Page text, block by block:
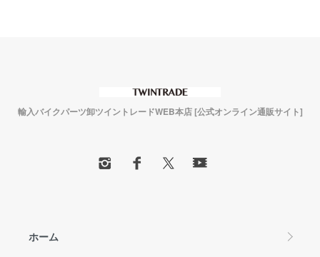
輸入バイクパーツ卸ツイントレードWEB本店 [公式オンライン通販サイト]
ホーム